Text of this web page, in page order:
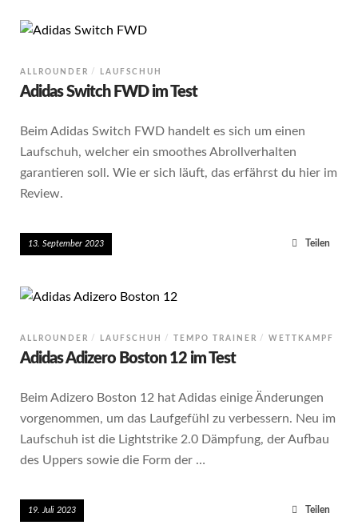
ALLROUNDER LAUFSCHUH
Adidas Switch FWD im Test
Beim Adidas Switch FWD handelt es sich um einen
Laufschuh, welcher ein smoothes Abrollverhalten
garantieren soll. Wie er sich läuft, das erfährst du hier im
Review.
13. September 2023 Teilen
ALLROUNDER LAUFSCHUH TEMPO TRAINER WETTKAMPF
Adidas Adizero Boston 12 im Test
Beim Adizero Boston 12 hat Adidas einige Änderungen
vorgenommen, um das Laufgefühl zu verbessern. Neu im
Laufschuh ist die Lightstrike 2.0 Dämpfung, der Aufbau
des Uppers sowie die Form der …
19. Juli 2023 Teilen